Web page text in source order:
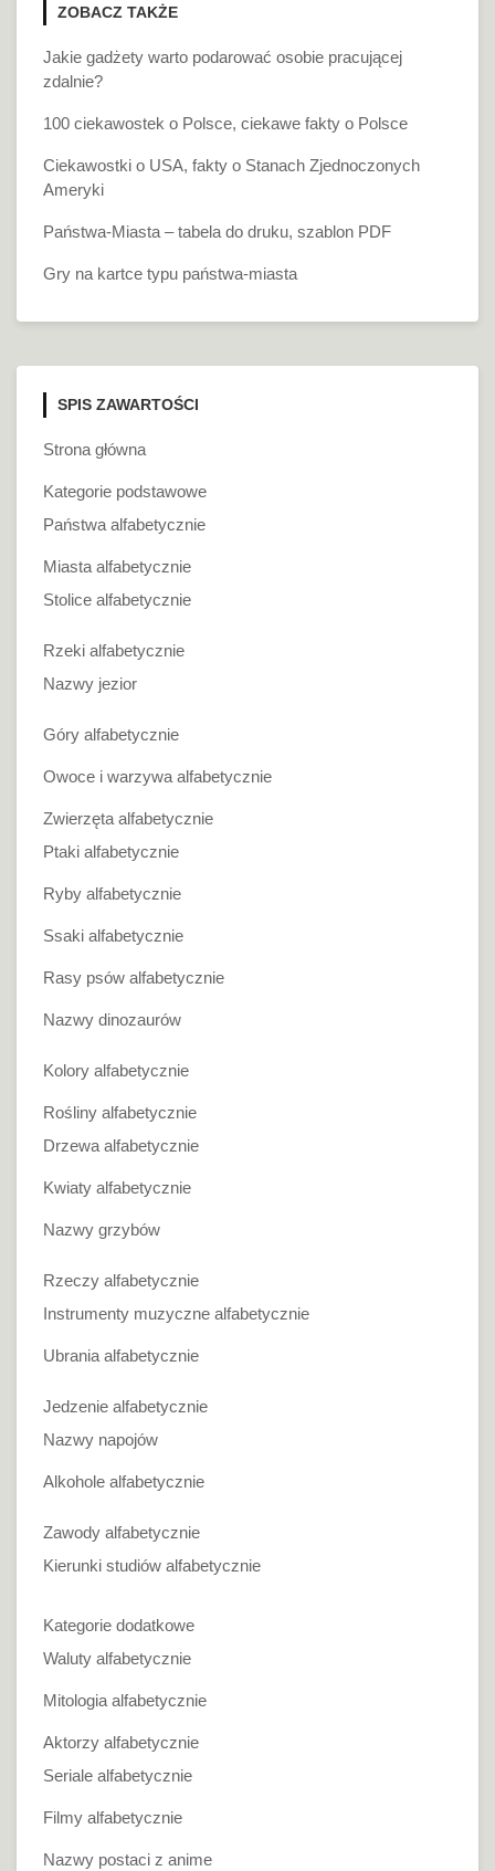
ZOBACZ TAKŻE
Jakie gadżety warto podarować osobie pracującej
zdalnie?
100 ciekawostek o Polsce, ciekawe fakty o Polsce
Ciekawostki o USA, fakty o Stanach Zjednoczonych
Ameryki
Państwa-Miasta – tabela do druku, szablon PDF
Gry na kartce typu państwa-miasta
SPIS ZAWARTOŚCI
Strona główna
Kategorie podstawowe
Państwa alfabetycznie
Miasta alfabetycznie
Stolice alfabetycznie
Rzeki alfabetycznie
Nazwy jezior
Góry alfabetycznie
Owoce i warzywa alfabetycznie
Zwierzęta alfabetycznie
Ptaki alfabetycznie
Ryby alfabetycznie
Ssaki alfabetycznie
Rasy psów alfabetycznie
Nazwy dinozaurów
Kolory alfabetycznie
Rośliny alfabetycznie
Drzewa alfabetycznie
Kwiaty alfabetycznie
Nazwy grzybów
Rzeczy alfabetycznie
Instrumenty muzyczne alfabetycznie
Ubrania alfabetycznie
Jedzenie alfabetycznie
Nazwy napojów
Alkohole alfabetycznie
Zawody alfabetycznie
Kierunki studiów alfabetycznie
Kategorie dodatkowe
Waluty alfabetycznie
Mitologia alfabetycznie
Aktorzy alfabetycznie
Seriale alfabetycznie
Filmy alfabetycznie
Nazwy postaci z anime